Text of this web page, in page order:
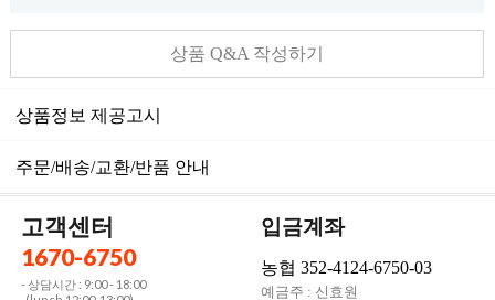
상품 Q&A 작성하기
상품정보 제공고시
주문/배송/교환/반품 안내
고객센터
1670-6750
- 상담시간 : 9:00 - 18:00
입금계좌
농협 352-4124-6750-03
예금주 : 신효원